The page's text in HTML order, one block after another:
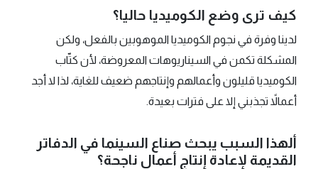
كيف ترى وضع الكوميديا حاليا؟
لدينا وفرة في نجوم الكوميديا الموهوبين بالفعل، ولكن
المشكلة تكمن في السيناريوهات المعروضة، لأن كتّاب
الكوميديا قليلون وأعمالهم وإنتاجهم ضعيف للغاية، لذا لا أجد
أعمالاً تجذبني إلا على فترات بعيدة.
ألهذا السبب يبحث صناع السينما في الدفاتر
القديمة لإعادة إنتاج أعمال ناجحة؟